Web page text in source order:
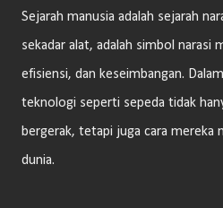
Sejarah manusia adalah sejarah
sekadar alat, adalah simbol narasi
efisiensi, dan keseimbangan.
teknologi seperti sepeda tidak
bergerak, tetapi juga cara mereka
dunia.